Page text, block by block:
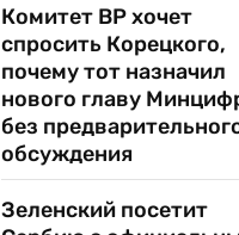
Комитет ВР хочет
спросить Корецкого,
почему тот назначил
нового главу
без
обсуждения
Зеленский посетит